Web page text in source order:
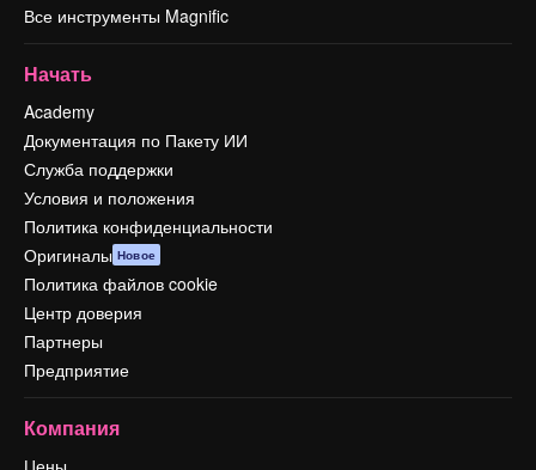
Все инструменты Magnific
Начать
Academy
Документация по Пакету ИИ
Служба поддержки
Условия и положения
Политика конфиденциальности
Оригиналы Новое
Политика файлов cookie
Центр доверия
Партнеры
Предприятие
Компания
Цены